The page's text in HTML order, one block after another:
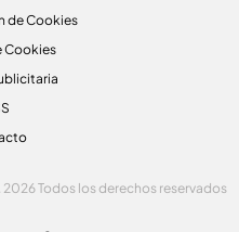
de Cookies
Cookies
Todos los derechos reservados